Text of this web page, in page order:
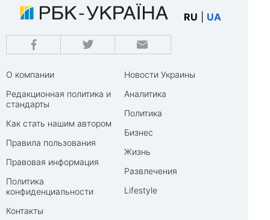
RU UA
О компании
Редакционная политика и
стандарты
Как стать нашим автором
Правила пользования
Правовая информация
Политика
конфиденциальности
Контакты
Новости Украины
Аналитика
Политика
Бизнес
Жизнь
Развлечения
Lifestyle